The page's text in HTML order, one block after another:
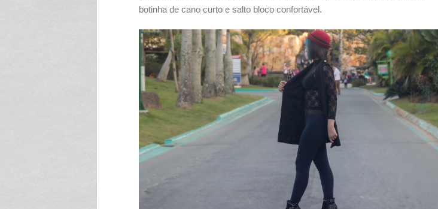
botinha de cano curto e salto bloco confortável.